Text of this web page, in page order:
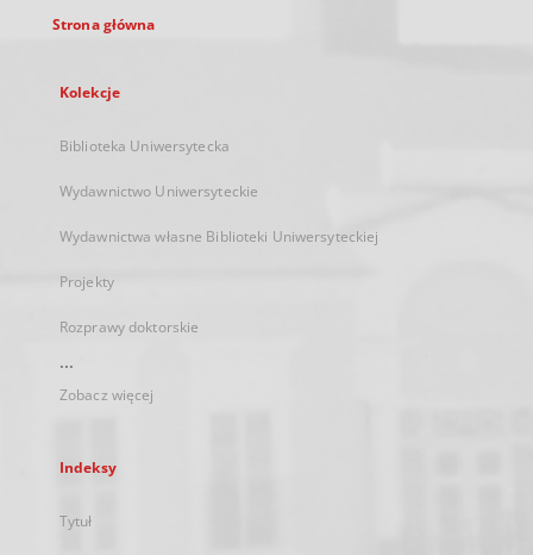
Strona główna
Kolekcje
Biblioteka Uniwersytecka
Wydawnictwo Uniwersyteckie
Wydawnictwa własne Biblioteki Uniwersyteckiej
Projekty
Rozprawy doktorskie
...
Zobacz więcej
Indeksy
Tytuł